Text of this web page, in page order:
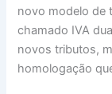
novo modelo de
chamado IVA
novos tributos,
homologação